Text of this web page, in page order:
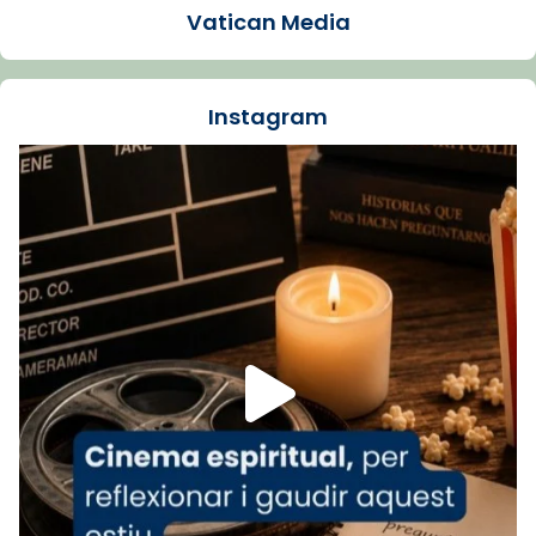
La Carmina va patir depressió. Fa gairebé
dos mesos, a l'Estadi Lluís Companys, la
Recupera l'entrevista comp
Vatican
tican News 👇
www.vaticannews.va/es/iglesia/news/2026-
07/carmina-historia-depresion-papa-viaje-
espana-testimoni...
Foto
View on Facebook · Share
Arquebisbat de Barcelona
2 weeks ago
«Avui les santes Juliana i Semproniana ens
Vatican Media
Instagram